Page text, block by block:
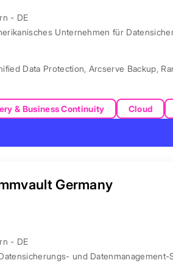
- DE
Unternehmen für
Data Protection, Arcserve Backup,
& Business Continuity Cloud
Germany
- DE
und